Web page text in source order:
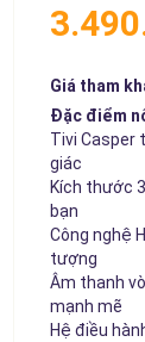
Giá tham
Đặc điểm
Tivi Casper
giác
Kích thước
bạn
Công nghệ
tượng
Âm thanh
mạnh mẽ
Hệ điều